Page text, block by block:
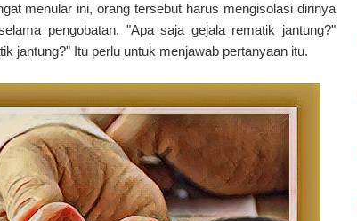
menular ini, orang tersebut harus mengisolasi dirinya
pengobatan. "Apa saja gejala rematik jantung?"
jantung?" Itu perlu untuk menjawab pertanyaan itu.